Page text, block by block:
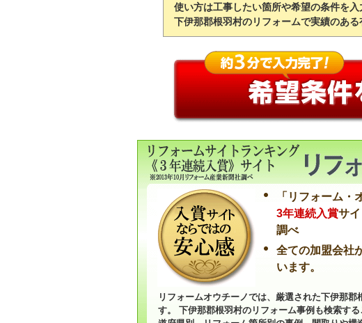
使い方は工事したい箇所や希望の条件を入
下伊那郡根羽村のリフォームで実績のあ
「リフォーム
3年連続入賞サ
調べ
全ての加盟会社
います。
リフォームオウチーノでは、厳選された下伊那
す。 下伊那郡根羽村のリフォーム事例も検索す